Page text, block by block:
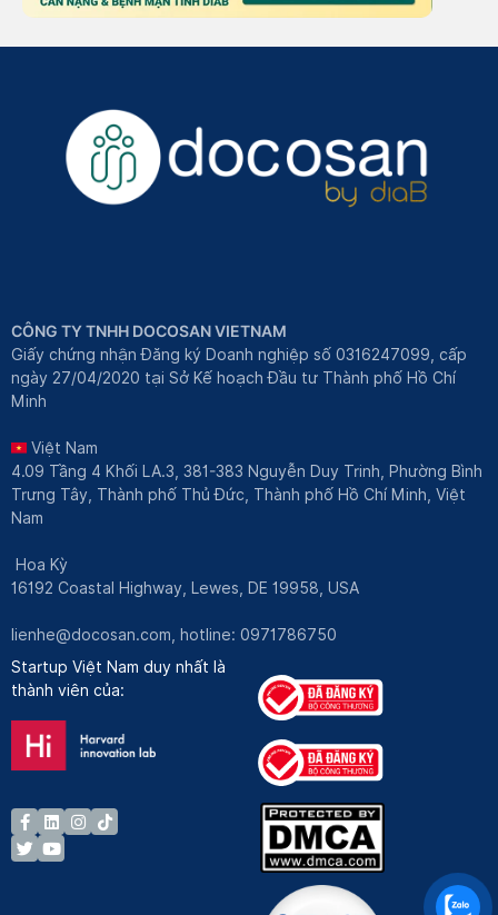
CÔNG TY TNHH DOCOSAN VIETNAM
Giấy chứng nhận Đăng ký Doanh nghiệp số 0316247099, cấp
ngày 27/04/2020 tại Sở Kế hoạch Đầu tư Thành phố Hồ Chí
Minh
Việt Nam
4.09 Tầng 4 Khối LA.3, 381-383 Nguyễn Duy Trinh, Phường Bình
Trưng Tây, Thành phố Thủ Đức, Thành phố Hồ Chí Minh, Việt
Nam
Hoa Kỳ
16192 Coastal Highway, Lewes, DE 19958, USA
lienhe@docosan.com , hotline: 0971786750
Startup Việt Nam duy nhất là
thành viên của: